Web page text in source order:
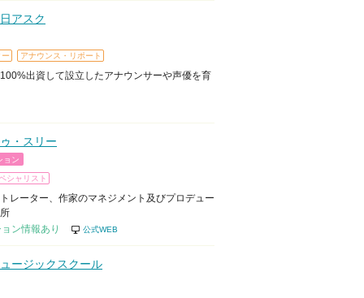
アスク
アナウンス・リポート
出資して設立したアナウンサーや声優を育
・スリー
ョン
シャリスト
レーター、作家のマネジメント及びプロデュー
ン情報あり
公式WEB
ージックスクール